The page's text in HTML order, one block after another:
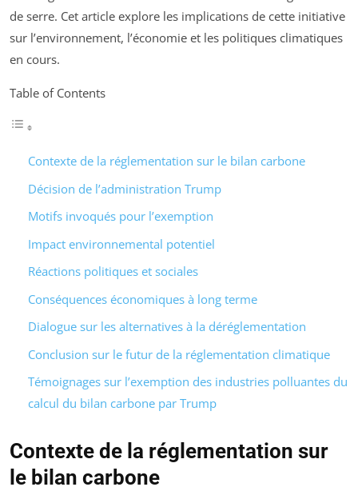
de serre. Cet article explore les implications de cette initiative
sur l’environnement, l’économie et les politiques climatiques
en cours.
Table of Contents
Contexte de la réglementation sur le bilan carbone
Décision de l’administration Trump
Motifs invoqués pour l’exemption
Impact environnemental potentiel
Réactions politiques et sociales
Conséquences économiques à long terme
Dialogue sur les alternatives à la déréglementation
Conclusion sur le futur de la réglementation climatique
Témoignages sur l’exemption des industries polluantes du
calcul du bilan carbone par Trump
Contexte de la réglementation sur
le bilan carbone